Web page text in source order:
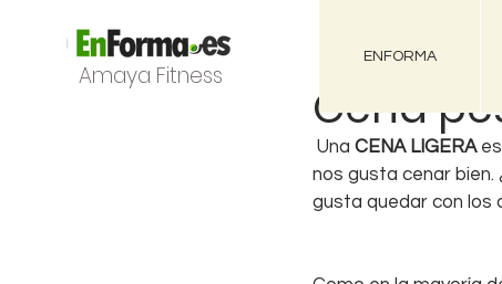
Amaya Fitness
ENFORMA
Cena
Una CENA LIGERA es
nos gusta cenar bien.
gusta quedar con los